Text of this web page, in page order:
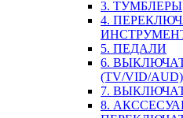
3. ТУМБЛЕРЫ
4.
5. ПЕДАЛИ
6.
(TV/VID/AUD)
7.
8.